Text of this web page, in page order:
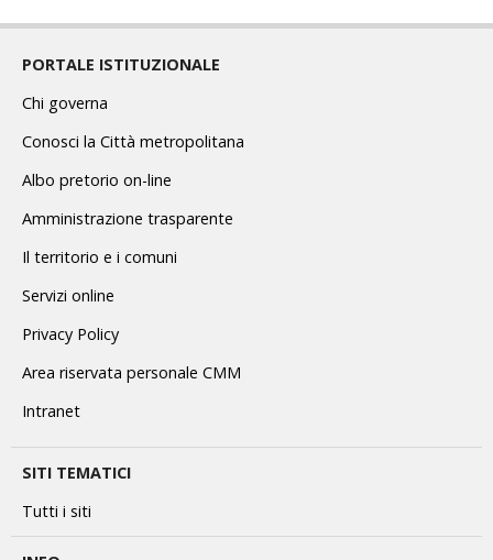
PORTALE ISTITUZIONALE
Chi governa
Conosci la Città metropolitana
Albo pretorio on-line
Amministrazione trasparente
Il territorio e i comuni
Servizi online
Privacy Policy
Area riservata personale CMM
Intranet
SITI TEMATICI
Tutti i siti